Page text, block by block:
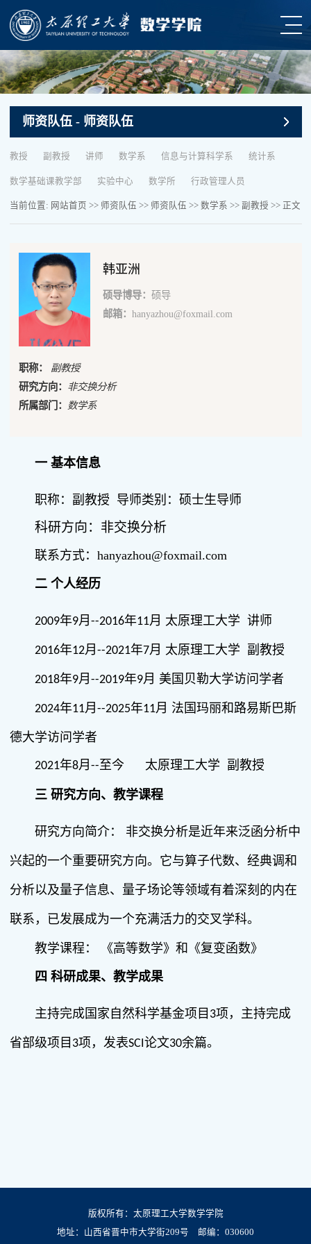
师资队伍 - 师资队伍
教授 副教授 讲师 数学系 信息与计算科学系 统计系
数学基础课教学部 实验中心 数学所 行政管理人员
当前位置: 网站首页 >> 师资队伍 >> 师资队伍 >> 数学系 >> 副教授 >> 正文
韩亚洲
硕导博导： 硕导
邮箱： hanyazhou@foxmail.com
职称：
副教授
研究方向： 非交换分析
所属部门：
数学系
一 基本信息
职称：副教授 导师类别：硕士生导师
科研方向：非交换分析
联系方式： hanyazhou@foxmail.com
二 个人经历
2009年9月 --2016年11月 太原理工大学 讲师
2016年12月 --2021年7月 太原理工大学 副教授
2018年9月 --2019年9月 美国贝勒大学访问学者
2024年11月 --2025年11月 法国玛丽和路易斯巴斯
德大学访问学者
2021年8月 --至今 太原理工大学 副教授
三 研究方向、教学课程
研究方向简介： 非交换分析是近年来泛函分析中
兴起的一个重要研究方向。它与算子代数、经典调和
分析以及量子信息、量子场论等领域有着深刻的内在
联系，已发展成为一个充满活力的交叉学科。
教学课程： 《高等数学》和《复变函数》
四 科研成果、教学成果
主持完成国家自然科学基金项目 3项，主持完成
省部级项目 3项，发表SCI论文30余篇。
版权所有：太原理工大学数学学院
地址：山西省晋中市大学街209号 邮编：030600